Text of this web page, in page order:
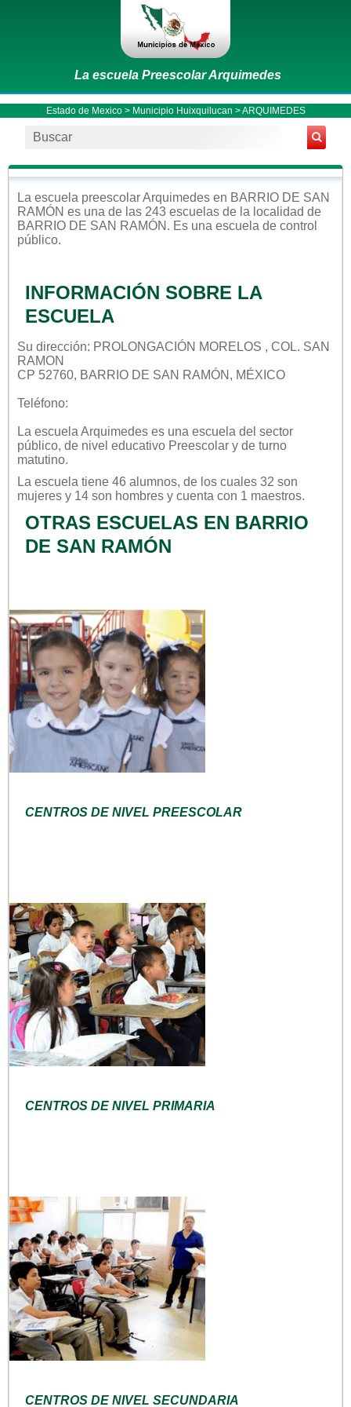
La escuela Preescolar Arquimedes
Estado de Mexico> Municipio Huixquilucan > ARQUIMEDES
La escuela preescolarArquimedes en BARRIO DE SAN
RAMÓN es una de las 243 escuelas de la localidad de
BARRIO DE SAN RAMÓN . Es una escuela de control
público.
INFORMACIÓN SOBRE LA
ESCUELA
Su dirección: PROLONGACIÓN MORELOS , COL. SAN
RAMON
CP 52760, BARRIO DE SAN RAMÓN, MÉXICO
Teléfono:
La escuela Arquimedes es una escuela del sector
público, de nivel educativo Preescolar y de turno
matutino.
La escuela tiene 46 alumnos, de los cuales 32 son
mujeres y 14 son hombres y cuenta con 1 maestros.
OTRAS ESCUELAS EN BARRIO
DE SAN RAMÓN
CENTROS DE NIVEL PREESCOLAR
CENTROS DE NIVEL PRIMARIA
CENTROS DE NIVEL SECUNDARIA